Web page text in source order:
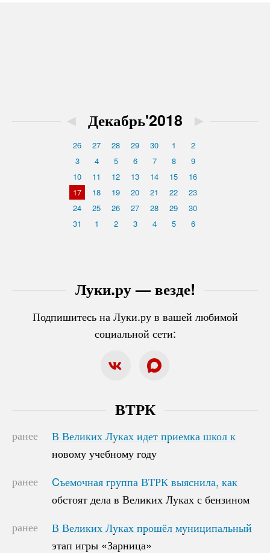
Луки.ру — везде!
Подпишитесь на Луки.ру в вашей любимой
социальной сети:
◄ Декабрь'2018 ►
26 27 28 29 30 1
2
3
4 5 6 7 8
9
10
11 12 13 14 15
16
17
18 19 20 21 22
23
24
25 26 27 28 29
30
31
1 2 3 4 5 6
ВТРК
ранее
В Великих Луках идет приемка школ к
новому учебному году
В Великих Луках идет приемка школ к
новому учебному году
ранее
Cъемочная группа ВТРК выяснила, как
обстоят дела в Великих Луках с бензином
Cъемочная группа ВТРК выяснила, как
обстоят дела в Великих Луках с бензином
ранее
В Великих Луках прошёл муниципальный
этап игры «Зарница»
В Великих Луках прошёл муниципальный
этап игры «Зарница»